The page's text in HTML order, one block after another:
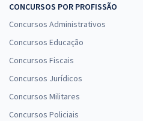
CONCURSOS POR PROFISSÃO
Concursos Administrativos
Concursos Educação
Concursos Fiscais
Concursos Jurídicos
Concursos Militares
Concursos Policiais